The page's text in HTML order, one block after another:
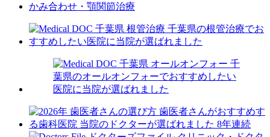
かみ合わせ・顎関節治療